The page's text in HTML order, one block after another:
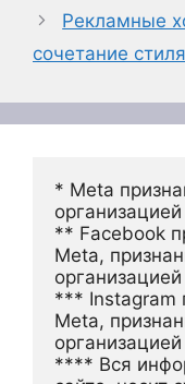
Рекламные
сочетание
* Meta
** Facebook
Meta,
*** Instagram
Meta,
**** Вся